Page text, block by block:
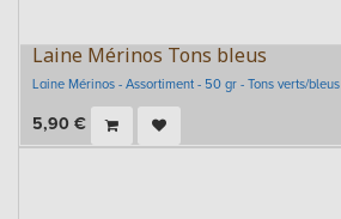
Laine Mérinos Tons bleus
Laine Mérinos - Assortiment - 50 gr - Tons verts/bleus
5,90 €